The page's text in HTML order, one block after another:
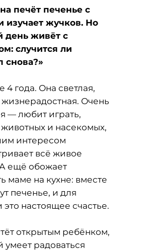
печёт печенье с
изучает жучков. Но
день живёт с
случится ли
снова?»
4 года. Она светлая,
Очень
— любит играть,
животных и насекомых,
интересом
всё живое
А ещё обожает
маме на кухне: вместе
печенье, и для
это настоящее счастье.
открытым ребёнком,
умеет радоваться